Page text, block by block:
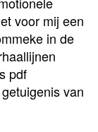
voor mij een
in de
pdf
van